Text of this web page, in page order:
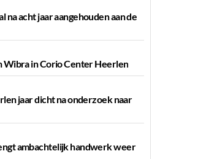
acht jaar aangehouden aan de
Wibra in Corio Center Heerlen
jaar dicht na onderzoek naar
ambachtelijk handwerk weer